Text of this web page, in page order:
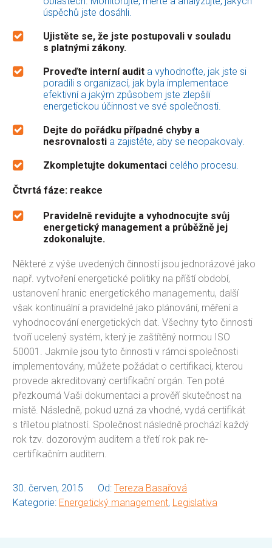
úspěchů jste dosáhli.
Ujistěte se, že jste postupovali v souladu
s platnými zákony.
Proveďte interní audit a vyhodnoťte, jak jste si
poradili s organizací, jak byla implementace
efektivní a jakým způsobem jste zlepšili
energetickou účinnost ve své společnosti.
Dejte do pořádku případné chyby a
nesrovnalosti a zajistěte, aby se neopakovaly.
Zkompletujte dokumentaci celého procesu.
Čtvrtá fáze: reakce
Pravidelně revidujte a vyhodnocujte svůj
energetický management a průběžně jej
zdokonalujte.
Některé z výše uvedených činností jsou jednorázové jako
např. vytvoření energetické politiky na příští období,
ustanovení hranic energetického managementu, další
však kontinuální a pravidelné jako plánování, měření a
vyhodnocování energetických dat. Všechny tyto činnosti
tvoří ucelený systém, který je zaštítěný normou ISO
50001. Jakmile jsou tyto činnosti v rámci společnosti
implementovány, můžete požádat o certifikaci, kterou
provede akreditovaný certifikační orgán. Ten poté
přezkoumá Vaši dokumentaci a prověří skutečnost na
místě. Následně, pokud uzná za vhodné, vydá certifikát
s tříletou platností. Společnost následně prochází každý
rok tzv. dozorovým auditem a třetí rok pak re-
certifikačním auditem.
30. červen, 2015 Od: Tereza Basařová
Kategorie: Energetický management, Legislativa